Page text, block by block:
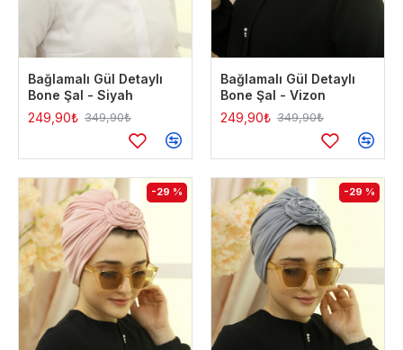
Bağlamalı Gül Detaylı
Bone Şal - Siyah
249,90₺ 349,90₺
Bağlamalı Gül Detaylı
Bone Şal - Vizon
249,90₺ 349,90₺
-29 % -29 %